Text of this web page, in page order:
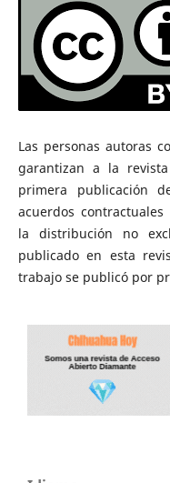
Las personas autoras
garantizan a la revista
primera publicación
acuerdos
la distribución no
publicado en esta
trabajo se publicó por